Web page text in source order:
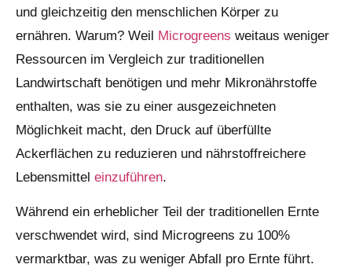
und gleichzeitig den menschlichen Körper zu
ernähren. Warum? Weil Microgreens weitaus weniger
Ressourcen im Vergleich zur traditionellen
Landwirtschaft benötigen und mehr Mikronährstoffe
enthalten, was sie zu einer ausgezeichneten
Möglichkeit macht, den Druck auf überfüllte
Ackerflächen zu reduzieren und nährstoffreichere
Lebensmittel einzuführen.
Während ein erheblicher Teil der traditionellen Ernte
verschwendet wird, sind Microgreens zu 100%
vermarktbar, was zu weniger Abfall pro Ernte führt.